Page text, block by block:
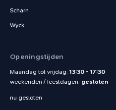
Scharn
Wyck
Openingstijden
Maandag tot vrijdag: 13:30 - 17:30
weekenden / feestdagen: gesloten
nu gesloten